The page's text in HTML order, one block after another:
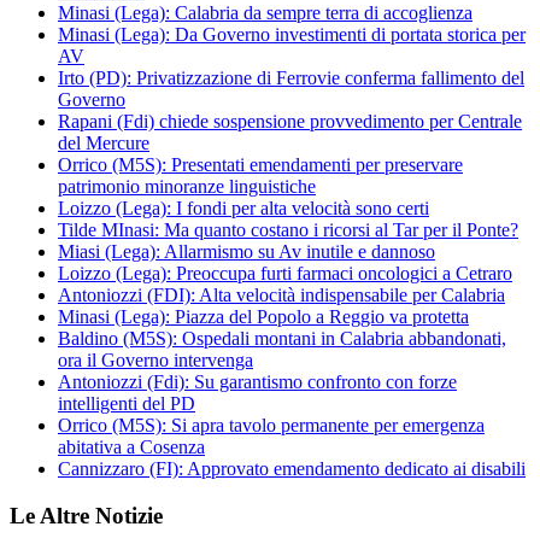
Minasi (Lega): Calabria da sempre terra di accoglienza
Minasi (Lega): Da Governo investimenti di portata storica per
AV
Irto (PD): Privatizzazione di Ferrovie conferma fallimento del
Governo
Rapani (Fdi) chiede sospensione provvedimento per Centrale
del Mercure
Orrico (M5S): Presentati emendamenti per preservare
patrimonio minoranze linguistiche
Loizzo (Lega): I fondi per alta velocità sono certi
Tilde MInasi: Ma quanto costano i ricorsi al Tar per il Ponte?
Miasi (Lega): Allarmismo su Av inutile e dannoso
Loizzo (Lega): Preoccupa furti farmaci oncologici a Cetraro
Antoniozzi (FDI): Alta velocità indispensabile per Calabria
Minasi (Lega): Piazza del Popolo a Reggio va protetta
Baldino (M5S): Ospedali montani in Calabria abbandonati,
ora il Governo intervenga
Antoniozzi (Fdi): Su garantismo confronto con forze
intelligenti del PD
Orrico (M5S): Si apra tavolo permanente per emergenza
abitativa a Cosenza
Cannizzaro (FI): Approvato emendamento dedicato ai disabili
Le Altre Notizie